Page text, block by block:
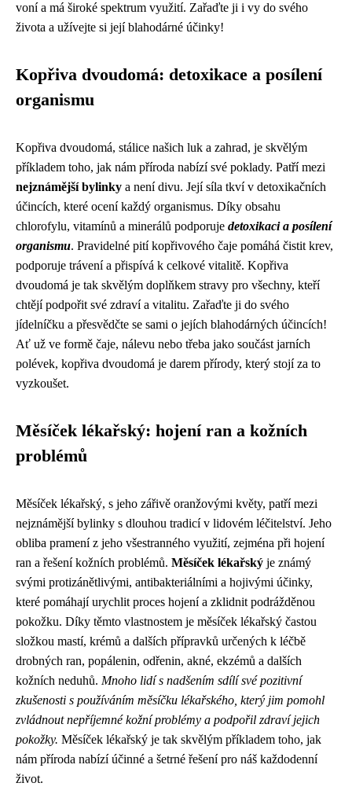
voní a má široké spektrum využití. Zařaďte ji i vy do svého
života a užívejte si její blahodárné účinky!
Kopřiva dvoudomá: detoxikace a posílení
organismu
Kopřiva dvoudomá, stálice našich luk a zahrad, je skvělým
příkladem toho, jak nám příroda nabízí své poklady. Patří mezi
nejznámější bylinky a není divu. Její síla tkví v detoxikačních
účincích, které ocení každý organismus. Díky obsahu
chlorofylu, vitamínů a minerálů podporuje detoxikaci a posílení
organismu. Pravidelné pití kopřivového čaje pomáhá čistit krev,
podporuje trávení a přispívá k celkové vitalitě. Kopřiva
dvoudomá je tak skvělým doplňkem stravy pro všechny, kteří
chtějí podpořit své zdraví a vitalitu. Zařaďte ji do svého
jídelníčku a přesvědčte se sami o jejích blahodárných účincích!
Ať už ve formě čaje, nálevu nebo třeba jako součást jarních
polévek, kopřiva dvoudomá je darem přírody, který stojí za to
vyzkoušet.
Měsíček lékařský: hojení ran a kožních
problémů
Měsíček lékařský, s jeho zářivě oranžovými květy, patří mezi
nejznámější bylinky s dlouhou tradicí v lidovém léčitelství. Jeho
obliba pramení z jeho všestranného využití, zejména při hojení
ran a řešení kožních problémů. Měsíček lékařský je známý
svými protizánětlivými, antibakteriálními a hojivými účinky,
které pomáhají urychlit proces hojení a zklidnit podrážděnou
pokožku. Díky těmto vlastnostem je měsíček lékařský častou
složkou mastí, krémů a dalších přípravků určených k léčbě
drobných ran, popálenin, odřenin, akné, ekzémů a dalších
kožních neduhů. Mnoho lidí s nadšením sdílí své pozitivní
zkušenosti s používáním měsíčku lékařského, který jim pomohl
zvládnout nepříjemné kožní problémy a podpořil zdraví jejich
pokožky. Měsíček lékařský je tak skvělým příkladem toho, jak
nám příroda nabízí účinné a šetrné řešení pro náš každodenní
život.